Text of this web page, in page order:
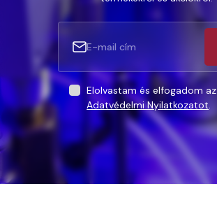
Elolvastam és elfogadom az
Adatvédelmi Nyilatkozatot.